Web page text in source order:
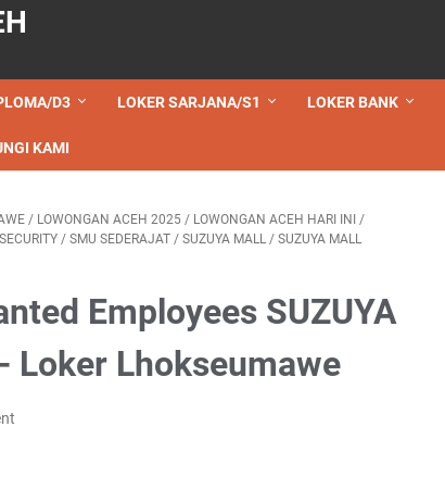
D3 LOKER SARJANA/S1 LOKER BANK
KAMI
/ LOWONGAN ACEH 2025 / LOWONGAN ACEH HARI INI /
SECURITY / SMU SEDERAJAT / SUZUYA MALL / SUZUYA MALL
Employees SUZUYA
Loker Lhokseumawe